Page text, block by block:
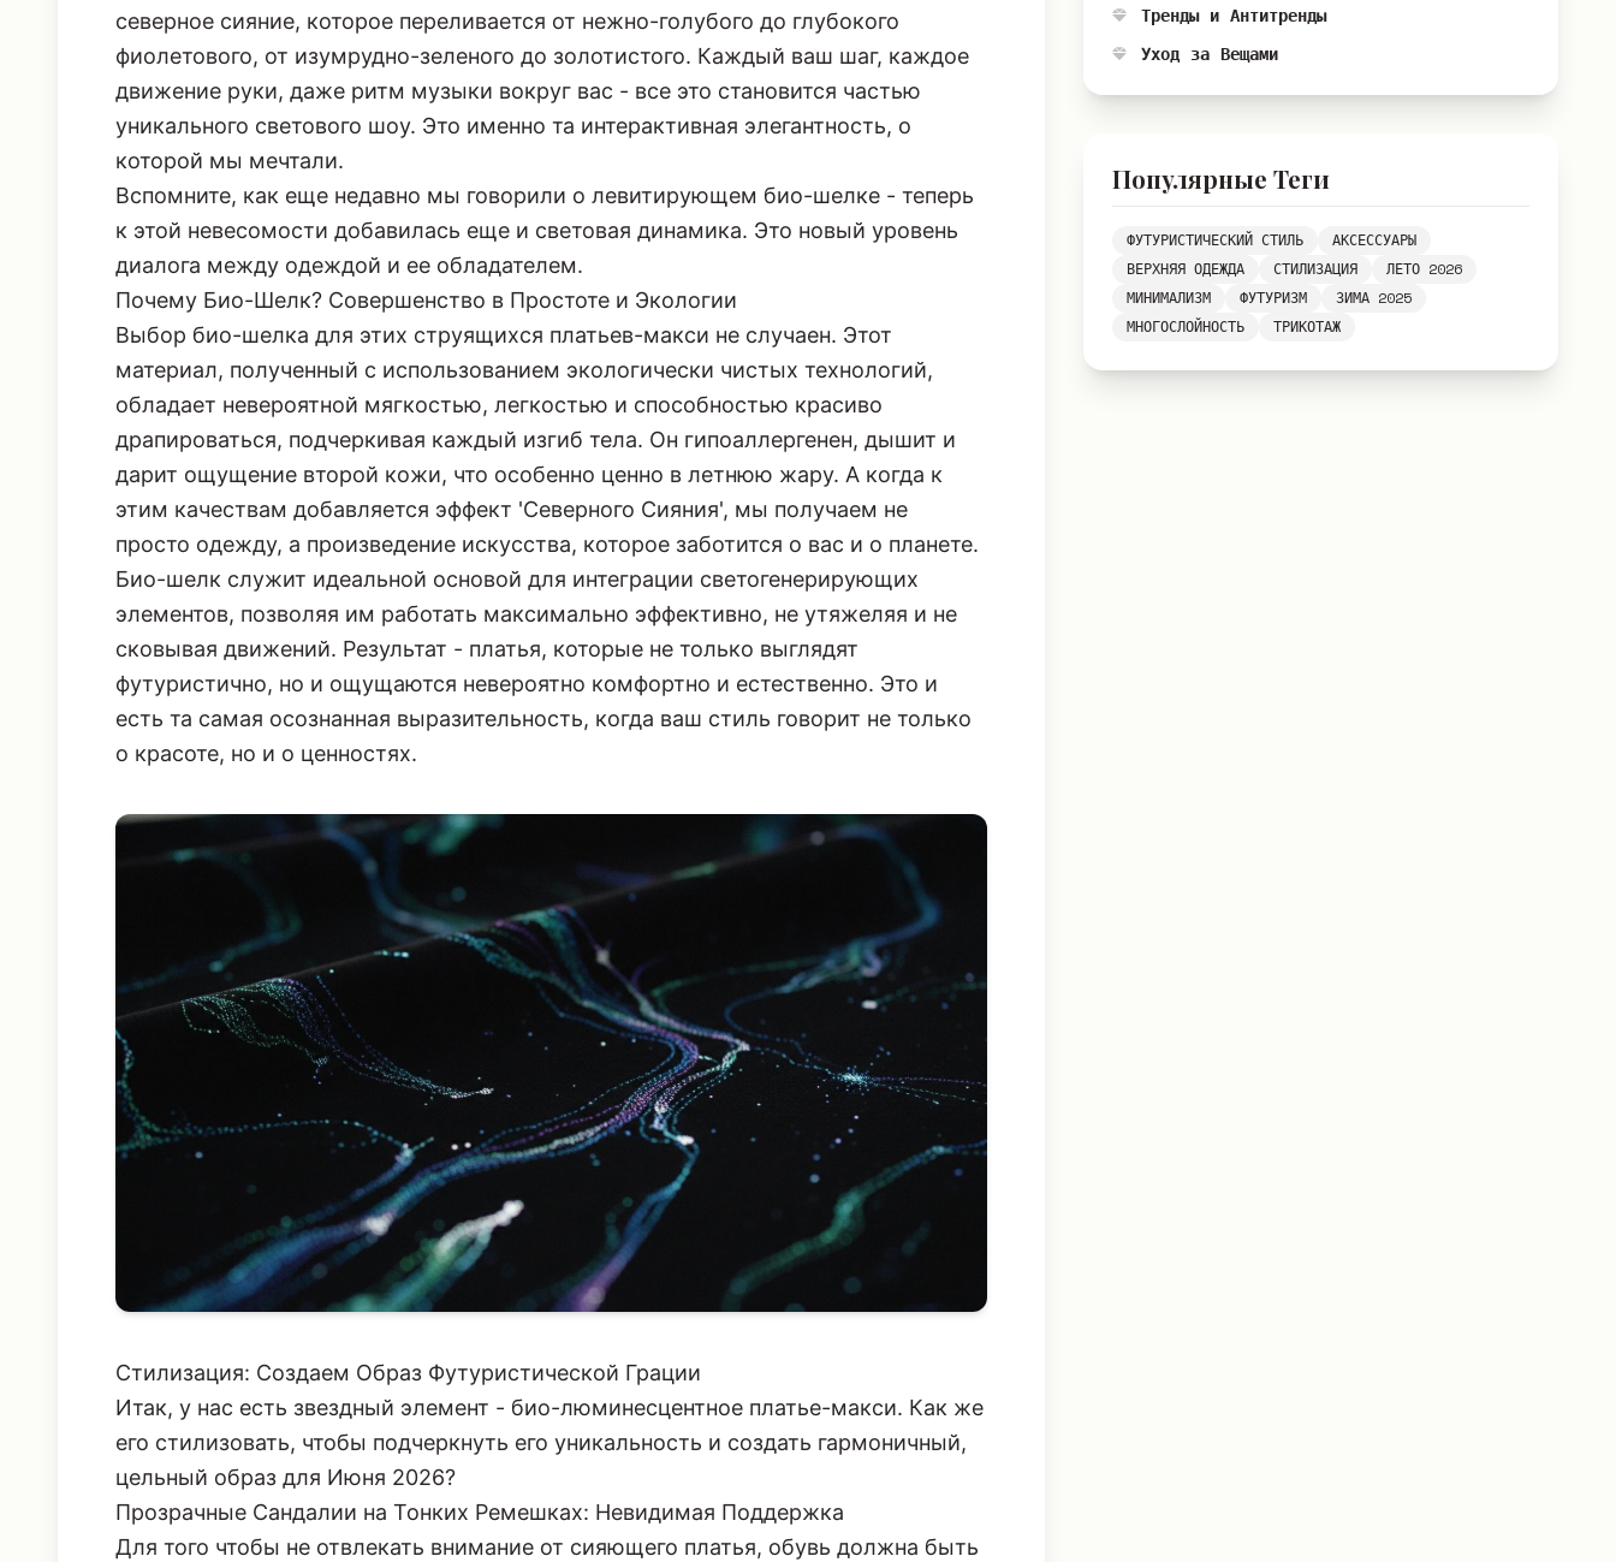
северное сияние, которое переливается от нежно-голубого до глубокого
фиолетового, от изумрудно-зеленого до золотистого. Каждый ваш шаг, каждое
движение руки, даже ритм музыки вокруг вас - все это становится частью
уникального светового шоу. Это именно та интерактивная элегантность, о
которой мы мечтали.
Вспомните, как еще недавно мы говорили о левитирующем био-шелке - теперь
к этой невесомости добавилась еще и световая динамика. Это новый уровень
диалога между одеждой и ее обладателем.
Почему Био-Шелк? Совершенство в Простоте и Экологии
Выбор био-шелка для этих струящихся платьев-макси не случаен. Этот
материал, полученный с использованием экологически чистых технологий,
обладает невероятной мягкостью, легкостью и способностью красиво
драпироваться, подчеркивая каждый изгиб тела. Он гипоаллергенен, дышит и
дарит ощущение второй кожи, что особенно ценно в летнюю жару. А когда к
этим качествам добавляется эффект 'Северного Сияния', мы получаем не
просто одежду, а произведение искусства, которое заботится о вас и о планете.
Био-шелк служит идеальной основой для интеграции светогенерирующих
элементов, позволяя им работать максимально эффективно, не утяжеляя и не
сковывая движений. Результат - платья, которые не только выглядят
футуристично, но и ощущаются невероятно комфортно и естественно. Это и
есть та самая осознанная выразительность, когда ваш стиль говорит не только
о красоте, но и о ценностях.
Стилизация: Создаем Образ Футуристической Грации
Итак, у нас есть звездный элемент - био-люминесцентное платье-макси. Как же
его стилизовать, чтобы подчеркнуть его уникальность и создать гармоничный,
цельный образ для Июня 2026?
Прозрачные Сандалии на Тонких Ремешках: Невидимая Поддержка
Для того чтобы не отвлекать внимание от сияющего платья, обувь должна быть
Тренды и Антитренды
Уход за Вещами
Популярные Теги
ФУТУРИСТИЧЕСКИЙ СТИЛЬ
АКСЕССУАРЫ
ВЕРХНЯЯ ОДЕЖДА
СТИЛИЗАЦИЯ
ЛЕТО 2026
МИНИМАЛИЗМ
ФУТУРИЗМ
ЗИМА 2025
МНОГОСЛОЙНОСТЬ
ТРИКОТАЖ